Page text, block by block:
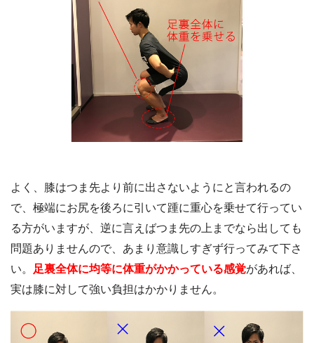
よく、膝はつま先より前に出さないようにと言われるの
で、極端にお尻を後ろに引いて踵に重心を乗せて行ってい
る方がいますが、逆に言えばつま先の上までなら出しても
問題ありませんので、あまり意識しすぎず行ってみて下さ
い。
足裏全体に均等に体重がかかっている感覚があれば、
実は膝に対して強い負担はかかりません。